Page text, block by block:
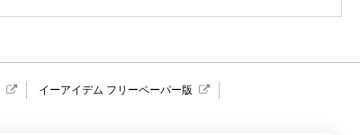
イーアイデム フリーペーパー版